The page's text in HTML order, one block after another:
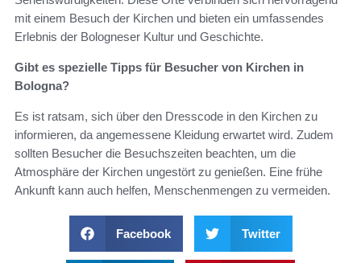
mit einem Besuch der Kirchen und bieten ein umfassendes
Erlebnis der Bologneser Kultur und Geschichte.
Gibt es spezielle Tipps für Besucher von Kirchen in
Bologna?
Es ist ratsam, sich über den Dresscode in den Kirchen zu
informieren, da angemessene Kleidung erwartet wird. Zudem
sollten Besucher die Besuchszeiten beachten, um die
Atmosphäre der Kirchen ungestört zu genießen. Eine frühe
Ankunft kann auch helfen, Menschenmengen zu vermeiden.
Facebook Twitter